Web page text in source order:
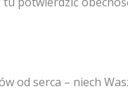
od serca – niech